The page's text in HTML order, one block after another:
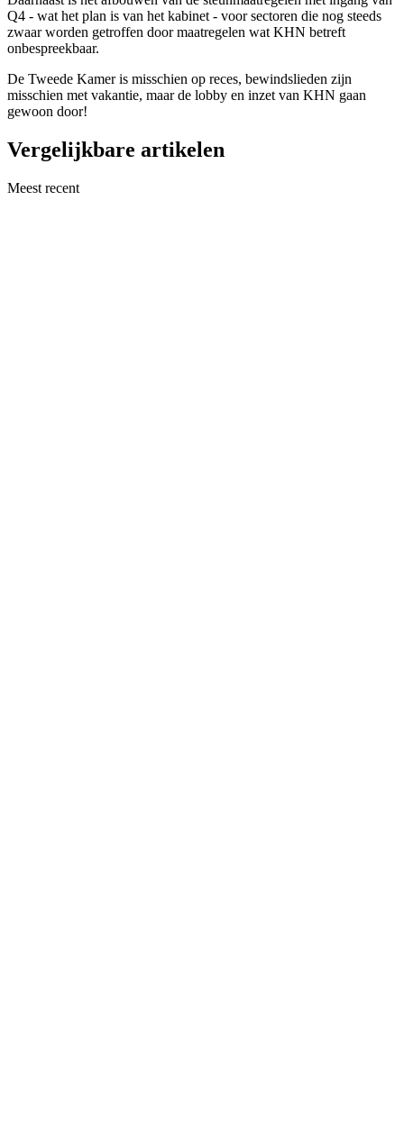
Q4 - wat het plan is van het kabinet - voor sectoren die nog steeds
zwaar worden getroffen door maatregelen wat KHN betreft
onbespreekbaar.
De Tweede Kamer is misschien op reces, bewindslieden zijn
misschien met vakantie, maar de lobby en inzet van KHN gaan
gewoon door!
Vergelijkbare artikelen
Meest recent